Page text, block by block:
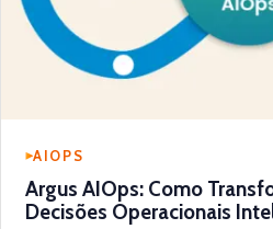
AIOPS
Argus AIOps: Como
Decisões Operacionais